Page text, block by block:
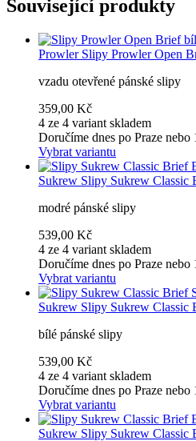
Související produkty
Prowler Slipy Prowler Open
vzadu otevřené pánské slipy
359,00 Kč
4 ze 4 variant skladem
Doručíme dnes po Praze nebo
Vybrat variantu
Sukrew Slipy Sukrew Classic
modré pánské slipy
539,00 Kč
4 ze 4 variant skladem
Doručíme dnes po Praze nebo
Vybrat variantu
Sukrew Slipy Sukrew Classic
bílé pánské slipy
539,00 Kč
4 ze 4 variant skladem
Doručíme dnes po Praze nebo
Vybrat variantu
Sukrew Slipy Sukrew Classic